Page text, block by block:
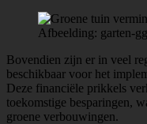
Afbeelding: garten-
Bovendien zijn er in veel
beschikbaar voor het
Deze financiële prikkels
toekomstige besparingen,
groene verbouwingen.